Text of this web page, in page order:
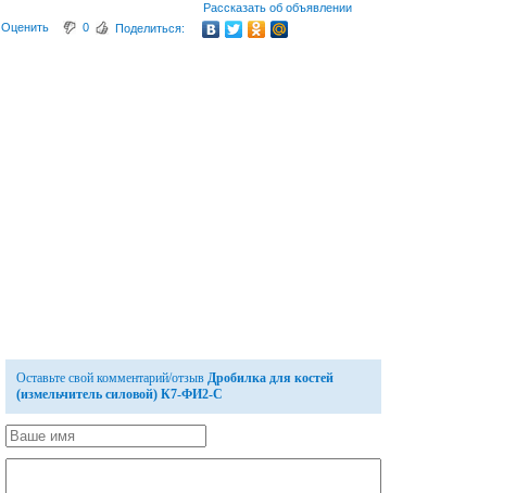
Рассказать об объявлении
Оценить
0 Поделиться:
Оставьте свой комментарий/отзыв Дробилка для костей
(измельчитель силовой) К7-ФИ2-С